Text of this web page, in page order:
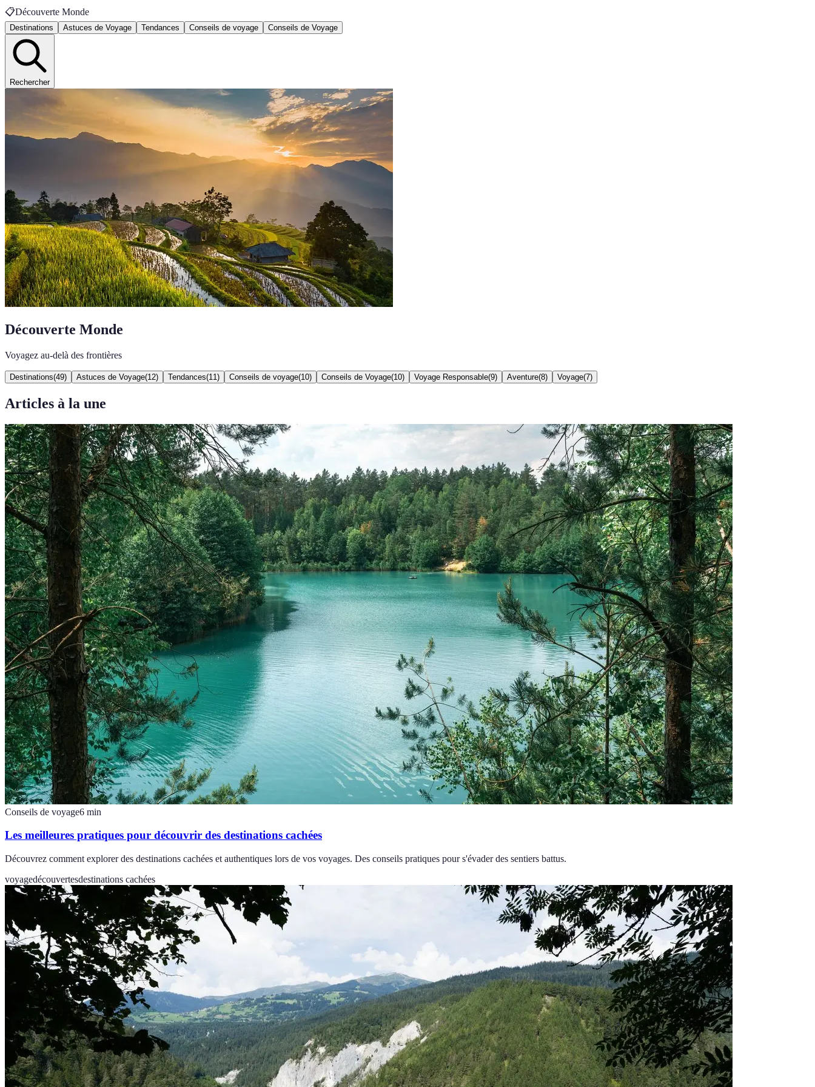
📋Découverte Monde
Destinations Astuces de Voyage Tendances Conseils de voyage Conseils de Voyage
Rechercher
Découverte Monde
Voyagez au-delà des frontières
Destinations(49) Astuces de Voyage(12) Tendances(11 ) Conseils de voyage(10) Conseils de Voyage(10) Voyage Responsable(9) Aventure(8) Voyage(7)
Articles à la une
Conseils de voyage6 min
Les meilleures pratiques pour découvrir des destinations cachées
Découvrez comment explorer des destinations cachées et authentiques lors de vos voyages. Des conseils pratiques pour s'évader des sentiers battus.
voyagedécouvertesdestinations cachées